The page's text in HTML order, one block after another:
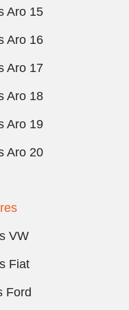
Aro 15
Aro 16
Aro 17
Aro 18
Aro 19
Aro 20
VW
Fiat
Ford